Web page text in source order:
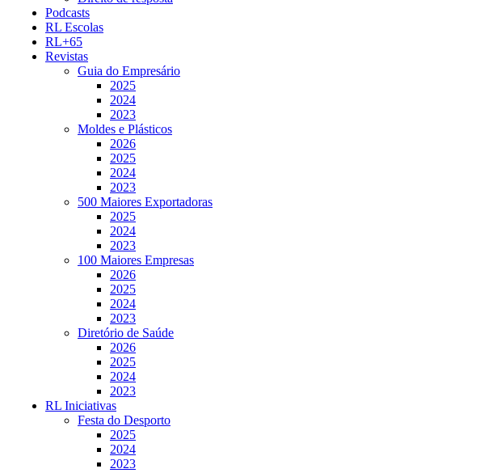
Podcasts
RL Escolas
RL+65
Revistas
Guia do Empresário
2025
2024
2023
Moldes e Plásticos
2026
2025
2024
2023
500 Maiores Exportadoras
2025
2024
2023
100 Maiores Empresas
2026
2025
2024
2023
Diretório de Saúde
2026
2025
2024
2023
RL Iniciativas
Festa do Desporto
2025
2024
2023